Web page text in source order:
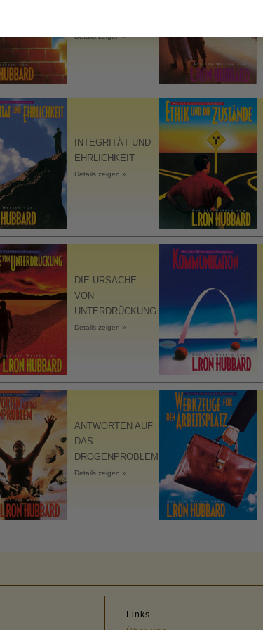
Details zeigen »
INTEGRITÄT UND
EHRLICHKEIT
Details zeigen »
DIE URSACHE
VON
UNTERDRÜCKUNG
Details zeigen »
ANTWORTEN AUF
DAS
DROGENPROBLEM
Details zeigen »
Links